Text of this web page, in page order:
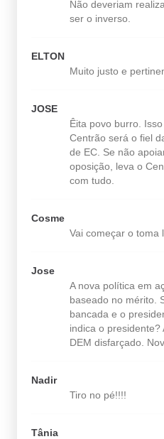
Não deveriam
ser o inverso.
ELTON
Muito justo e
JOSE
Êita povo burro.
Centrão será o fiel
de EC. Se não
oposição, leva o
com tudo.
Cosme
Vai começar o toma
Jose
A nova política em
baseado no mérito.
bancada e o
indica o presidente?
DEM disfarçado.
Nadir
Tiro no pé!!!!
Tânia